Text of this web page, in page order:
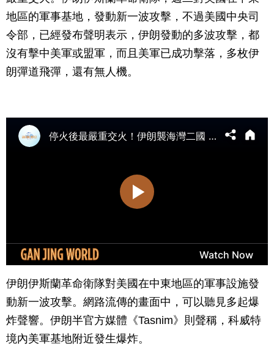
地區的軍事基地，發動新一波攻擊，不過美國中央司
令部，已經發布聲明表示，伊朗發動的多波攻擊，都
沒有擊中美軍或盟軍，而且美軍已成功擊落，多枚伊
朗彈道飛彈，還有無人機。
伊朗伊斯蘭革命衛隊對美國在中東地區的軍事設施發
動新一波攻擊。網路流傳的畫面中，可以聽見多起爆
炸聲響。伊朗半官方媒體《Tasnim》則聲稱，科威特
境內美軍基地附近發生爆炸。